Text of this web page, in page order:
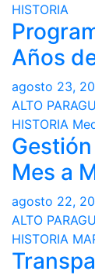
HISTORIA
Años
agosto 23,
ALTO
HISTORIA
Mes a
agosto 22,
ALTO
HISTORIA